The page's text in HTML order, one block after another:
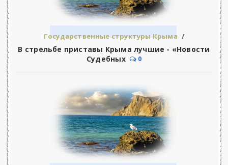
Государственные структуры Крыма /
Управление Федеральной Службы Судебных
Приставов
В стрельбе приставы Крыма лучшие - «Новости
Судебных
0